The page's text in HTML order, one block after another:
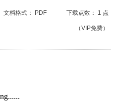
文档格式： PDF 下载点数： 1 点
（VIP免费）